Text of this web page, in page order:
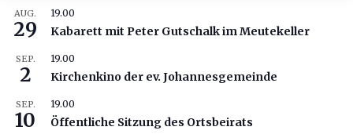
AUG.
29
19.00
Kabarett mit Peter Gutschalk im Meutekeller
SEP.
2
19.00
Kirchenkino der ev. Johannesgemeinde
SEP.
10
19.00
Öffentliche Sitzung des Ortsbeirats